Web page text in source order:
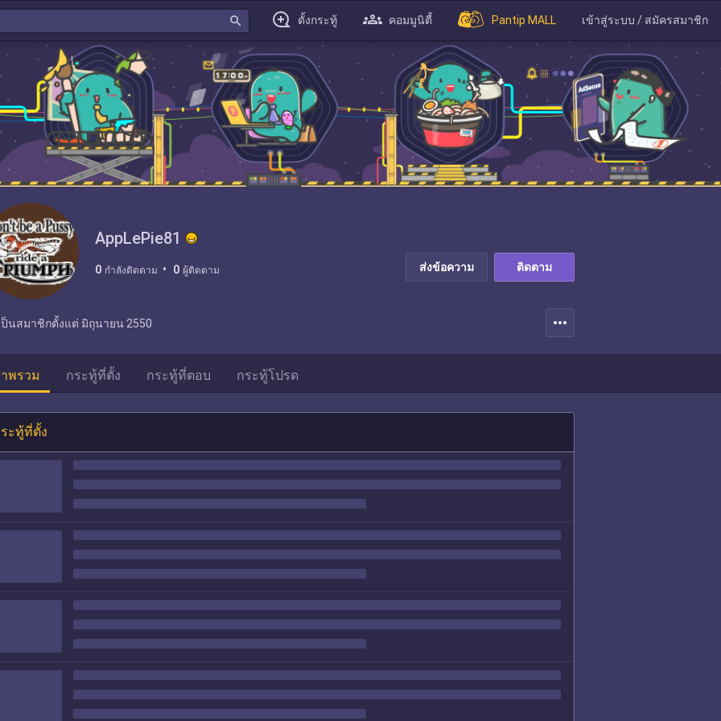
search ตั้งกระทู้ คอมมูนิตี้ Pantip MALL เข้าสู่ระบบ / สมัครสมาชิก
AppLePie81
0 กำลังติดตาม 0 ผู้ติดตาม ส่งข้อความ ติดตาม
ป็นสมาชิกตั้งแต่ มิถุนายน 2550 more_horiz
พรวม กระทู้ที่ตั้ง กระทู้ที่ตอบ กระทู้โปรด
ะทู้ที่ตั้ง